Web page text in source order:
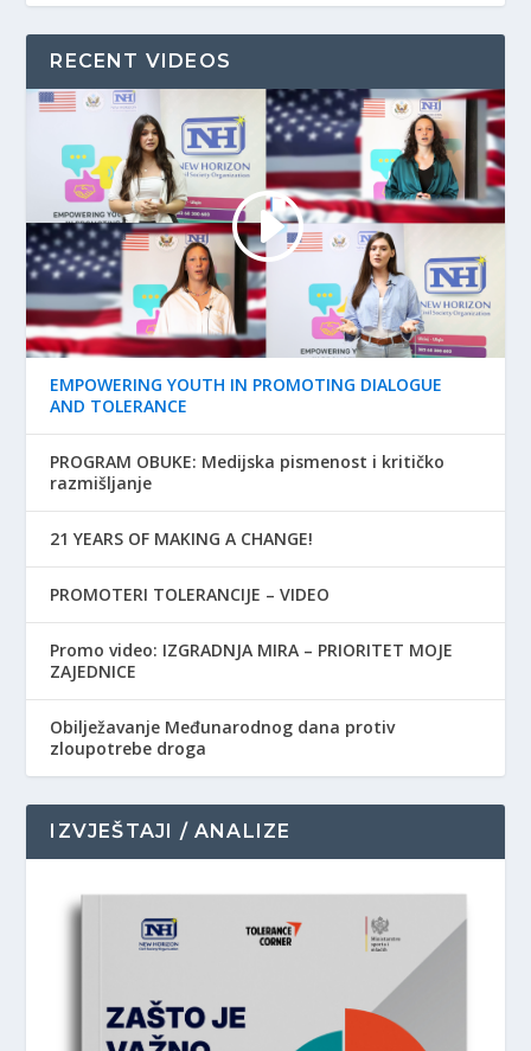
RECENT VIDEOS
EMPOWERING YOUTH IN PROMOTING DIALOGUE
AND TOLERANCE
PROGRAM OBUKE: Medijska pismenost i kritičko
razmišljanje
21 YEARS OF MAKING A CHANGE!
PROMOTERI TOLERANCIJE – VIDEO
Promo video: IZGRADNJA MIRA – PRIORITET MOJE
ZAJEDNICE
Obilježavanje Međunarodnog dana protiv
zloupotrebe droga
IZVJEŠTAJI / ANALIZE